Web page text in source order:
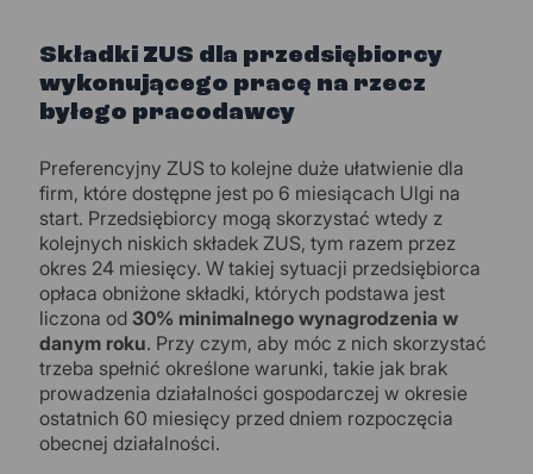
Składki ZUS dla przedsiębiorcy
wykonującego pracę na rzecz
byłego pracodawcy
Preferencyjny ZUS to kolejne duże ułatwienie dla
firm, które dostępne jest po 6 miesiącach Ulgi na
start. Przedsiębiorcy mogą skorzystać wtedy z
kolejnych niskich składek ZUS, tym razem przez
okres 24 miesięcy. W takiej sytuacji przedsiębiorca
opłaca obniżone składki, których podstawa jest
liczona od30% minimalnego wynagrodzenia w
danym roku. Przy czym, aby móc z nich skorzystać
trzeba spełnić określone warunki, takie jak brak
prowadzenia działalności gospodarczej w okresie
ostatnich 60 miesięcy przed dniem rozpoczęcia
obecnej działalności.